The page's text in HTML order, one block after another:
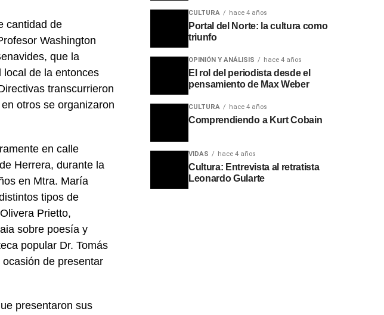
cantidad de
Washington
que la
local de la entonces
transcurrieron
otros se organizaron
en calle
Herrera, durante la
en Mtra. María
tipos de
Prietto,
sobre poesía y
popular Dr. Tomás
de presentar
presentaron sus
CULTURA hace 4 años
Portal del Norte: la cultura como
triunfo
OPINIÓN Y ANÁLISIS hace 4 años
El rol del periodista desde el
pensamiento de Max Weber
CULTURA hace 4 años
Comprendiendo a Kurt Cobain
VIDAS hace 4 años
Cultura: Entrevista al retratista
Leonardo Gularte